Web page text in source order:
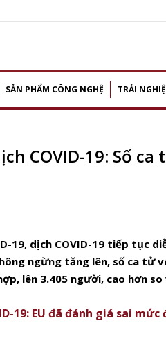
SẢN PHẨM CÔNG NGHỆ TRẢI
COVID-19: Số ca
19, dịch COVID-19 tiếp tục
ngừng tăng lên, số ca tử
lên 3.405 người, cao hơn so
19: EU đã đánh giá sai mức